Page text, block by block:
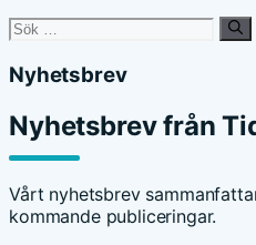
Sök
Nyhetsbrev
Nyhetsbrev från
Vårt nyhetsbrev
kommande publiceringar.